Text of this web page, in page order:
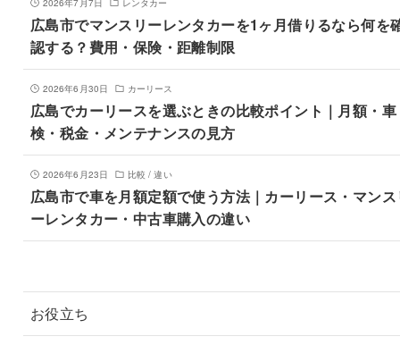
広島市でマンスリーレンタカーを1ヶ月借りるなら何を
認する？費用・保険・距離制限
2026年6月30日 カーリース
広島でカーリースを選ぶときの比較ポイント｜月額・車
検・税金・メンテナンスの見方
2026年6月23日 比較 / 違い
広島市で車を月額定額で使う方法｜カーリース・マンス
ーレンタカー・中古車購入の違い
お役立ち